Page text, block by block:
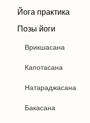
Йога практика
Позы йоги
Врикшасана
Капотасана
Натараджасана
Бакасана